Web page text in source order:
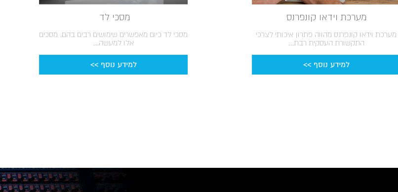
מערכת וידאו קונפרנס
מערכת וידאו קונפרנס מהווה פתרון איכותי לצרכי
התקשורת העסקית רבת...
למידע נוסף >>
מסכי לד
מסכי לד כיום מאפשרים שימושים רבים בהם. מסכים
אלו למעשה...
למידע נוסף >>